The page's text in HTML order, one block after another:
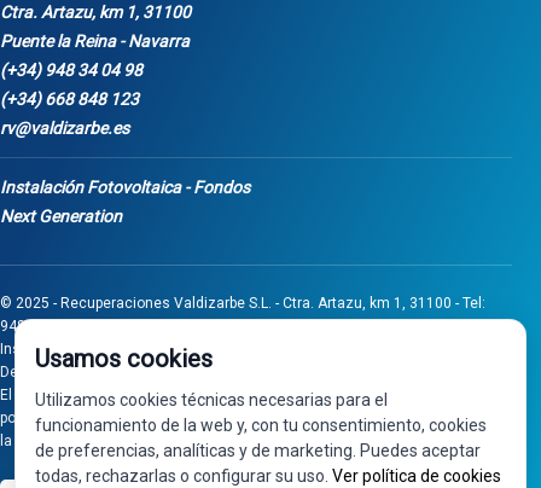
Ctra. Artazu, km 1, 31100
Puente la Reina - Navarra
(+34) 948 34 04 98
(+34) 668 848 123
rv@valdizarbe.es
Instalación Fotovoltaica - Fondos
Next Generation
© 2025 - Recuperaciones Valdizarbe S.L. - Ctra. Artazu, km 1, 31100 - Tel:
948 340 498 / 668 848 123 - Puente la Reina - Navarra - CIF B31275837.
Inscrita en el Registro Mercantil de Navarra, Tomo 32, Folio 75, Hoja 525.
Desarrollado porSeintosoft
El proyecto de inversión "0011-0558-2024-000008" ha sido subvencionado
por Gobierno de Navarra al amparo de la convocatoria de 2024 de Ayudas a
la inversión en pymes industriales
Usamos cookies
Utilizamos cookies técnicas necesarias para el
funcionamiento de la web y, con tu consentimiento, cookies
de preferencias, analíticas y de marketing. Puedes aceptar
todas, rechazarlas o configurar su uso. Ver política de cookies